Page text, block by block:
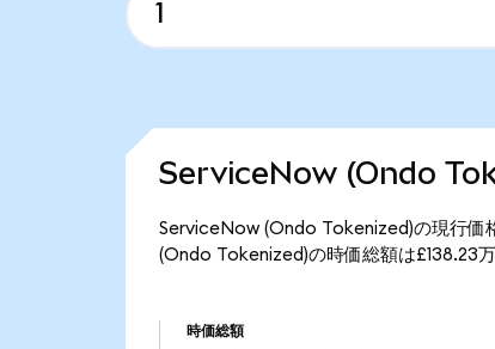
ServiceNow (Ondo
ServiceNow (Ondo Tokenized)の現行価
(Ondo Tokenized)の時価総額は£138.23万
時価総額